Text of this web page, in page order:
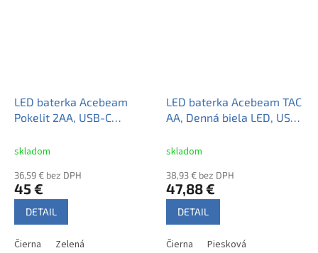
LED baterka Acebeam
Pokelit 2AA, USB-C
ion 14100P 1600mAh 3,7V -
skladom
36,59 € bez DPH
45 €
DETAIL
Čierna Zelená
LED baterka Acebeam TAC
AA, Denná biela LED, USB-
920mAh 3,7V - Čierna
skladom
38,93 € bez DPH
47,88 €
DETAIL
Čierna Piesková